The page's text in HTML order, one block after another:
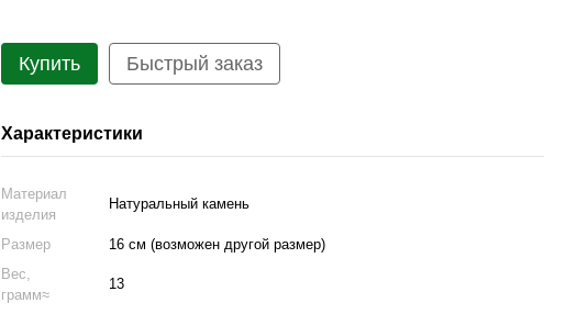
Купить Быстрый заказ
Характеристики
Материал
изделия
Натуральный камень
Размер
16 см (возможен другой размер)
Вес,
грамм≈
13